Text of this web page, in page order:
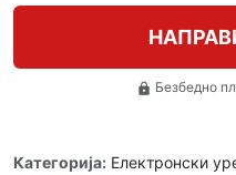
lock Безбедно
Категорија: Електронски